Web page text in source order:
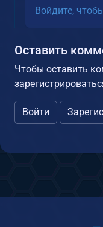
Войдите,
Оставить
Чтобы оставить
Войти